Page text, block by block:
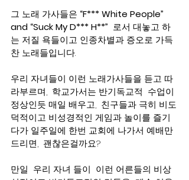
그 노래 가사들은 “F*** White People”
and “Suck My D*** H**” 로서 대놓고 하
는 저질 욕들이고 인종차별과 증오로 가득
찬 노래들입니다.
우리 자녀들이 이런 노래가사들을 듣고 따
라부르며,  학교가서는 반기독교적  수업이
정상인듯 매일 배우고,  친구들과 극히 비도
덕적이고 비성경적인 게임과 놀이를 즐기
다가 일주일에 한번 교회에 나가서 예배만
드리면,  괜찮은걸까요?
만일  우리 자녀 들이  이런 어른들의 비상